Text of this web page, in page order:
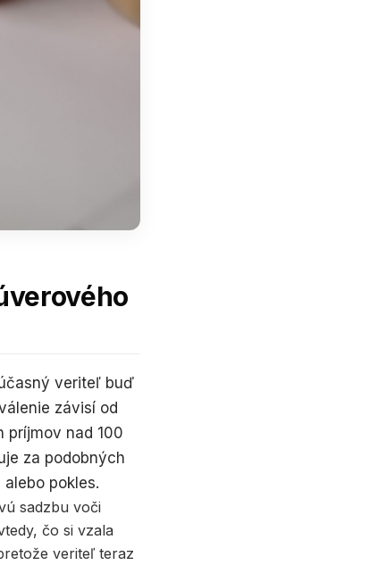
veriteľ buď
závisí od
príjmov nad 100
za podobných
pokles.
sadzbu voči
čo si vzala
veriteľ teraz